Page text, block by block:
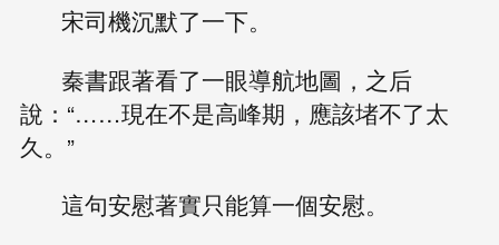
宋司機沉默了一下。
秦書跟著看了一眼導航地圖，之后
說：“……現在不是高峰期，應該堵不了太
久。”
這句安慰著實只能算一個安慰。